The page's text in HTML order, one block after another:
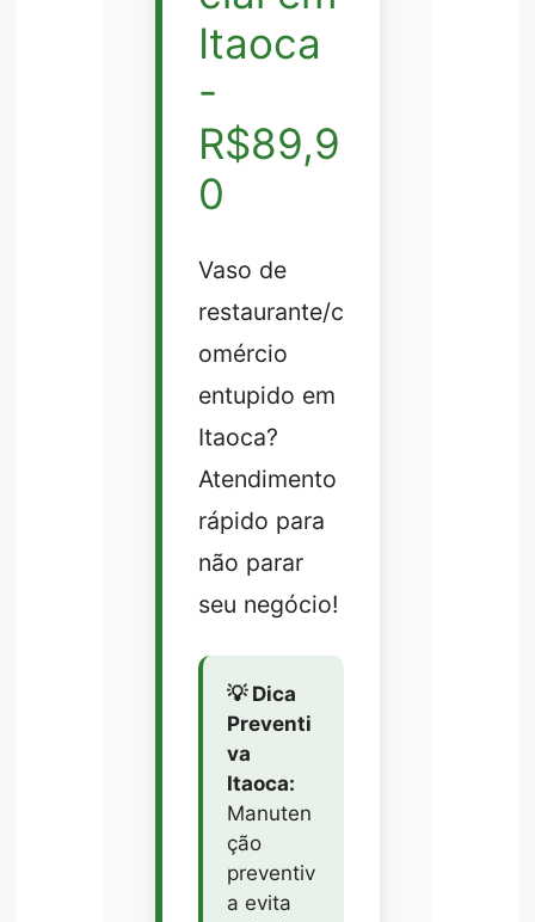
Itaoca
-
R$89,9
0
Vaso de
restaurante/c
omércio
entupido em
Itaoca?
Atendimento
rápido para
não parar
seu negócio!
💡 Dica
Preventi
va
Itaoca:
Manuten
ção
preventiv
a evita